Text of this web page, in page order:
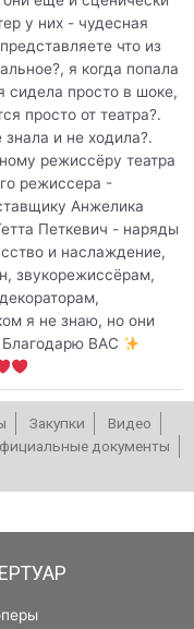
у них - чудесная
что из
я когда попала
сидела просто в шоке,
просто от театра?.
и не ходила?.
режиссёру театра
режиссера -
Анжелика
Петкевич - наряды
и наслаждение,
звукорежиссёрам,
я не знаю, но они
Благодарю ВАС
Закупки
Видео
документы